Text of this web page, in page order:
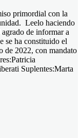
primordial con la
Leelo haciendo
de informar a
se ha constituido el
de 2022, con mandato
Suplentes:Marta